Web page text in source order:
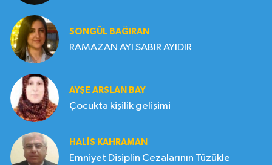
SONGÜL BAĞIRAN
RAMAZAN AYI SABIR AYIDIR
AYŞE ARSLAN BAY
Çocukta kişilik gelişimi
HALIS KAHRAMAN
Emniyet Disiplin Cezalarının Tüzükle